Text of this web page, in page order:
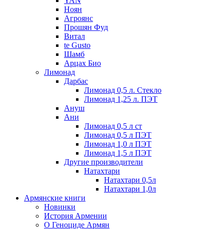
Ноян
Агроянс
Прошян Фуд
Витал
te Gusto
Шамб
Арцах Био
Лимонад
Дарбас
Лимонад 0,5 л. Стекло
Лимонад 1,25 л. ПЭТ
Ануш
Ани
Лимонад 0,5 л ст
Лимонад 0,5 л ПЭТ
Лимонад 1,0 л ПЭТ
Лимонад 1,5 л ПЭТ
Другие производители
Натахтари
Натахтари 0,5л
Натахтари 1,0л
Армянские книги
Новинки
История Армении
О Геноциде Армян